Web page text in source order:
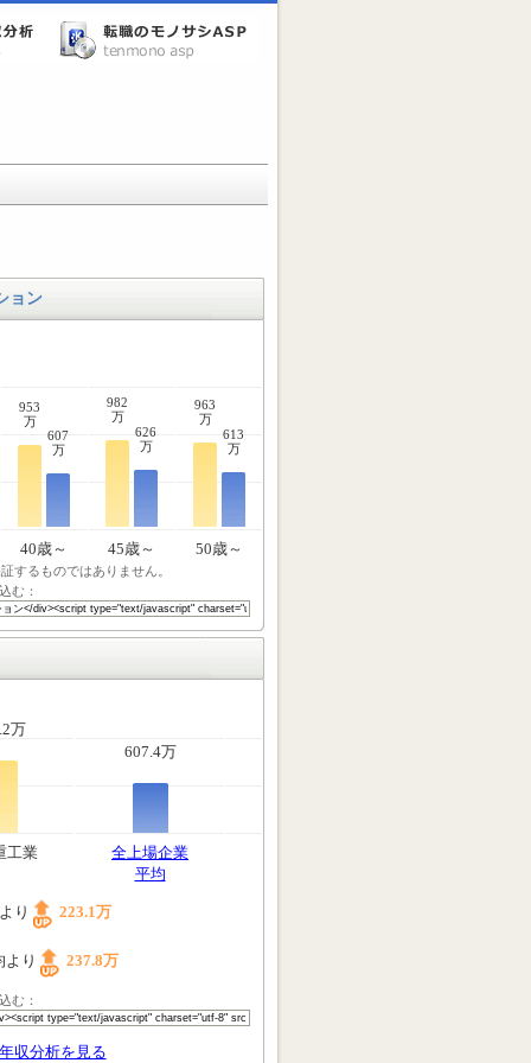
ョン
953
万
607
万
982
万
626
万
963
万
613
万
40歳～ 45歳～ 50歳～
するものではありません。
む：
万
607.4万
工業
全上場企業
平均
り 223.1万
より 237.8万
む：
収分析を見る